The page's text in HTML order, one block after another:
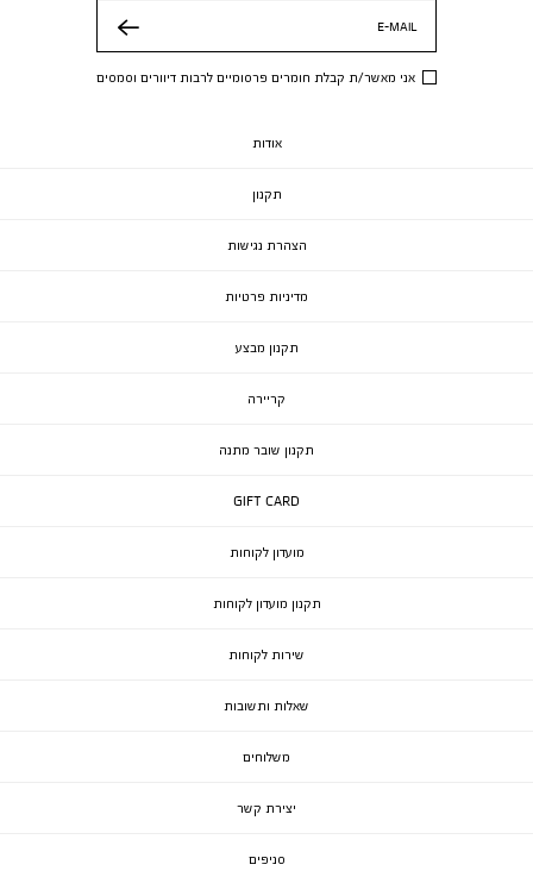
E-MAIL
אני מאשר/ת קבלת חומרים פרסומיים לרבות דיוורים וסמסים
אודות
תקנון
הצהרת נגישות
מדיניות פרטיות
תקנון מבצע
קריירה
תקנון שובר מתנה
GIFT CARD
מועדון לקוחות
תקנון מועדון לקוחות
שירות לקוחות
שאלות ותשובות
משלוחים
יצירת קשר
סניפים